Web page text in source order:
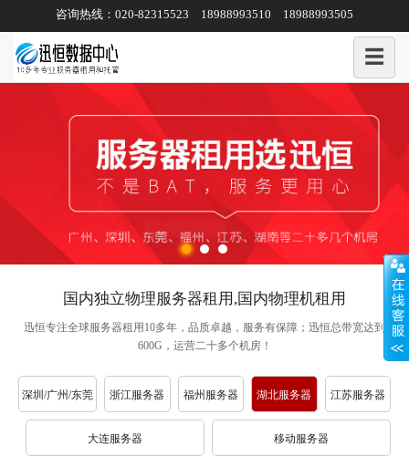
咨询热线：020-82315523 18988993510 18988993505
☰
国内独立物理服务器租用,国内物理机租用
迅恒专注全球服务器租用10多年， 品质卓越，服务有保障；迅恒总带宽达到
600G，运营二十多个机房！
深圳/广州/东莞 浙江服务器 福州服务器 湖北服务器 江苏服务器
大连服务器 移动服务器